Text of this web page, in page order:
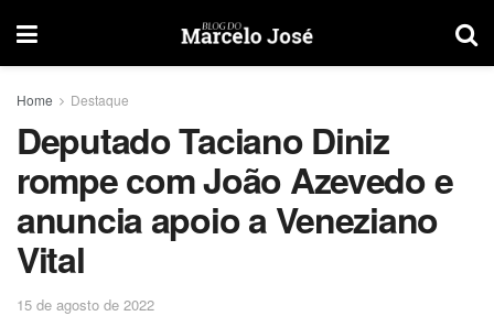
Home Destaque
Deputado Taciano Diniz
rompe com João Azevedo e
anuncia apoio a Veneziano
Vital
15 de agosto de 2022